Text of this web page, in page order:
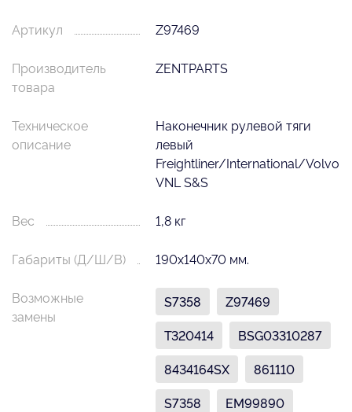
Артикул Z97469
Производитель
товара
ZENTPARTS
Техническое
описание
Наконечник рулевой тяги
левый
Freightliner/International/Volvo
VNL S&S
Вес 1,8 кг
Габариты (Д/Ш/В) 190х140х70 мм.
Возможные
замены
S7358
Z97469
T320414
BSG03310287
8434164SX
861110
S7358
EM99890